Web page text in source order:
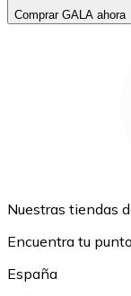
Comprar GALA ahora
Nuestras tiendas
Encuentra tu
España